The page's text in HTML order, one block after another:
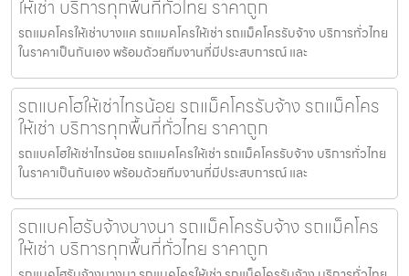
ให้เช่า บริการทุกพื้นที่ทั่วไทย ราคาถูก
รถแมคโครให้เช่าบางแค รถแมคโครให้เช่า รถแม็คโครรับจ้าง บริการทั่วไทย
ในราคาเป็นกันเอง พร้อมด้วยทีมงานที่มีประสบการณ์ และ
รถแบคโฮให้เช่าไทรน้อย รถแม็คโครรับจ้าง รถแม็คโคร
ให้เช่า บริการทุกพื้นที่ทั่วไทย ราคาถูก
รถแบคโฮให้เช่าไทรน้อย รถแมคโครให้เช่า รถแม็คโครรับจ้าง บริการทั่วไทย
ในราคาเป็นกันเอง พร้อมด้วยทีมงานที่มีประสบการณ์ และ
รถแบคโฮรับจ้างบางนา รถแม็คโครรับจ้าง รถแม็คโคร
ให้เช่า บริการทุกพื้นที่ทั่วไทย ราคาถูก